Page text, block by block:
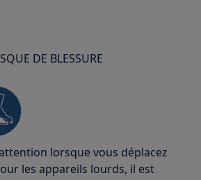
DE BLESSURE
lorsque vous déplacez
les appareils lourds, il est